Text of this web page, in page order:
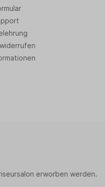
erworben werden.